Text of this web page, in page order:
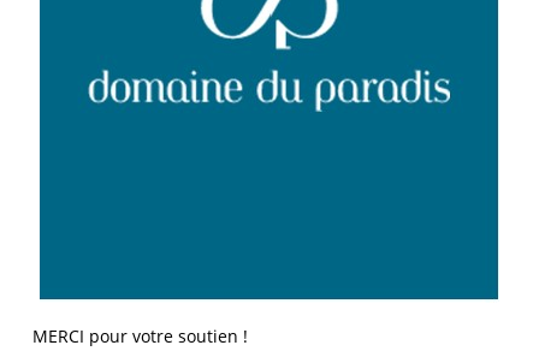
MERCI pour votre soutien !